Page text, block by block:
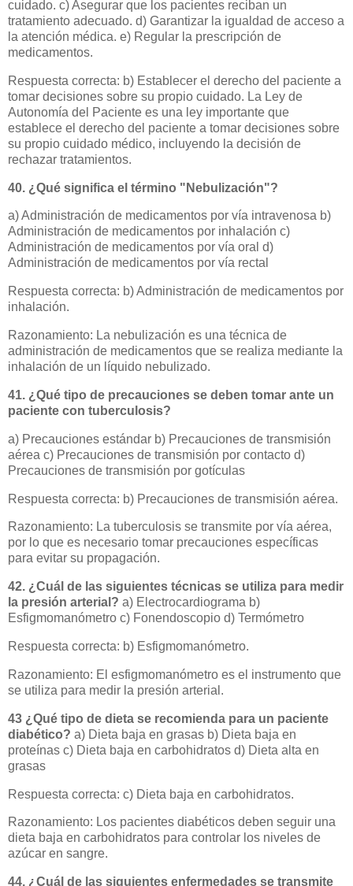
cuidado. c) Asegurar que los pacientes reciban un
tratamiento adecuado. d) Garantizar la igualdad de acceso a
la atención médica. e) Regular la prescripción de
medicamentos.
Respuesta correcta: b) Establecer el derecho del paciente a
tomar decisiones sobre su propio cuidado. La Ley de
Autonomía del Paciente es una ley importante que
establece el derecho del paciente a tomar decisiones sobre
su propio cuidado médico, incluyendo la decisión de
rechazar tratamientos.
40. ¿Qué significa el término "Nebulización"?
a) Administración de medicamentos por vía intravenosa b)
Administración de medicamentos por inhalación c)
Administración de medicamentos por vía oral d)
Administración de medicamentos por vía rectal
Respuesta correcta: b) Administración de medicamentos por
inhalación.
Razonamiento: La nebulización es una técnica de
administración de medicamentos que se realiza mediante la
inhalación de un líquido nebulizado.
41. ¿Qué tipo de precauciones se deben tomar ante un
paciente con tuberculosis?
a) Precauciones estándar b) Precauciones de transmisión
aérea c) Precauciones de transmisión por contacto d)
Precauciones de transmisión por gotículas
Respuesta correcta: b) Precauciones de transmisión aérea.
Razonamiento: La tuberculosis se transmite por vía aérea,
por lo que es necesario tomar precauciones específicas
para evitar su propagación.
42. ¿Cuál de las siguientes técnicas se utiliza para medir
la presión arterial? a) Electrocardiograma b)
Esfigmomanómetro c) Fonendoscopio d) Termómetro
Respuesta correcta: b) Esfigmomanómetro.
Razonamiento: El esfigmomanómetro es el instrumento que
se utiliza para medir la presión arterial.
43 ¿Qué tipo de dieta se recomienda para un paciente
diabético? a) Dieta baja en grasas b) Dieta baja en
proteínas c) Dieta baja en carbohidratos d) Dieta alta en
grasas
Respuesta correcta: c) Dieta baja en carbohidratos.
Razonamiento: Los pacientes diabéticos deben seguir una
dieta baja en carbohidratos para controlar los niveles de
azúcar en sangre.
44. ¿Cuál de las siguientes enfermedades se transmite